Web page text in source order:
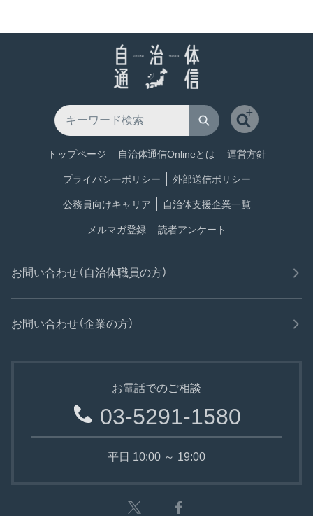
トップページ 自治体通信Onlineとは 運営方針
プライバシーポリシー 外部送信ポリシー
公務員向けキャリア 自治体支援企業一覧
メルマガ登録 読者アンケート
お問い合わせ（自治体職員の方）
お問い合わせ（企業の方）
お電話でのご相談
03-5291-1580
平日 10:00 ～ 19:00